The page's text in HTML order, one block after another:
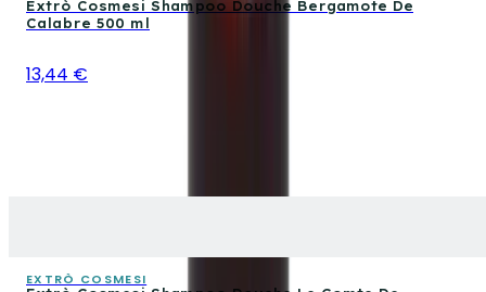
Extrò Cosmesi Shampoo Douche Bergamote De
Calabre 500 ml
13,44 €
EXTRÒ COSMESI